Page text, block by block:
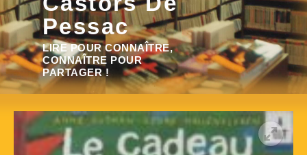
Pessac
LIRE POUR CONNAÎTRE,
CONNAÎTRE POUR
PARTAGER !
Rechercher :